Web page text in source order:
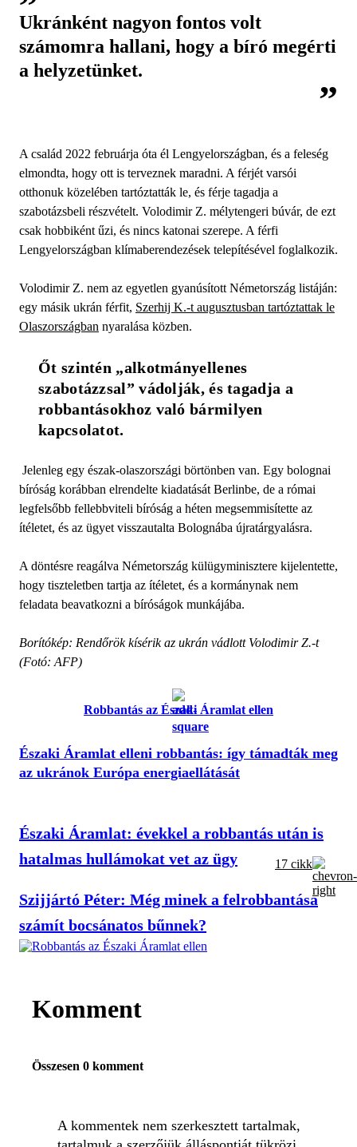
Ukránként nagyon fontos volt
számomra hallani, hogy a bíró megérti
a helyzetünket.
A család 2022 februárja óta él Lengyelországban, és a feleség
elmondta, hogy ott is terveznek maradni. A férjét varsói
otthonuk közelében tartóztatták le, és férje tagadja a
szabotázsbeli részvételt. Volodimir Z. mélytengeri búvár, de ezt
csak hobbiként űzi, és nincs katonai szerepe. A férfi
Lengyelországban klímaberendezések telepítésével foglalkozik.
Volodimir Z. nem az egyetlen gyanúsított Németország listáján:
egy másik ukrán férfit, Szerhij K.-t augusztusban tartóztattak le
Olaszországban nyaralása közben.
Őt szintén „alkotmányellenes
szabotázzsal” vádolják, és tagadja a
robbantásokhoz való bármilyen
kapcsolatot.
Jelenleg egy észak-olaszországi börtönben van. Egy bolognai
bíróság korábban elrendelte kiadatását Berlinbe, de a római
legfelsőbb fellebbviteli bíróság a héten megsemmisítette az
ítéletet, és az ügyet visszautalta Bolognába újratárgyalásra.
A döntésre reagálva Németország külügyminisztere kijelentette,
hogy tiszteletben tartja az ítéletet, és a kormánynak nem
feladata beavatkozni a bíróságok munkájába.
Borítókép: Rendőrök kísérik az ukrán vádlott Volodimir Z.-t
(Fotó: AFP)
Robbantás az Északi Áramlat ellen
Északi Áramlat elleni robbantás: így támadták meg
az ukránok Európa energiaellátását
Északi Áramlat: évekkel a robbantás után is
hatalmas hullámokat vet az ügy
Szijjártó Péter: Még minek a felrobbantása
számít bocsánatos bűnnek?
17 cikk
Komment
Összesen 0 komment
A kommentek nem szerkesztett tartalmak,